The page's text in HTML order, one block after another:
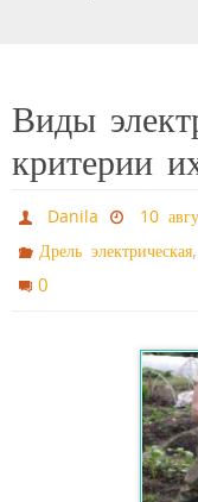
Виды
критерии
Danila
10
Дрель электрическая
0